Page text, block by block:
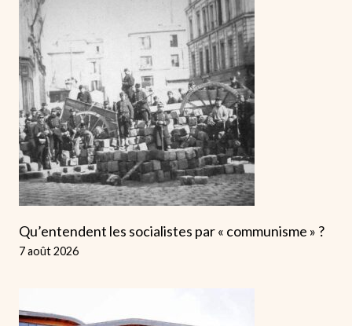
Qu’entendent les socialistes par « communisme » ?
7 août 2026